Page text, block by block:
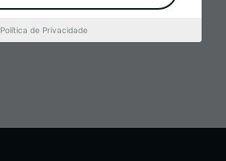
Política de Privacidade